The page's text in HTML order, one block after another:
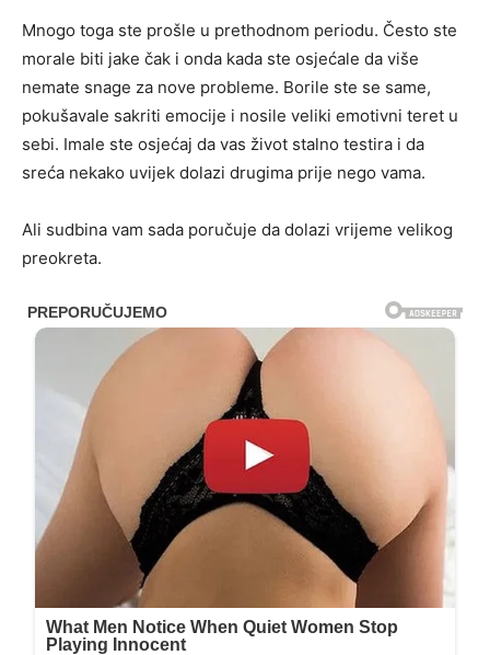
Mnogo toga ste prošle u prethodnom periodu. Često ste
morale biti jake čak i onda kada ste osjećale da više
nemate snage za nove probleme. Borile ste se same,
pokušavale sakriti emocije i nosile veliki emotivni teret u
sebi. Imale ste osjećaj da vas život stalno testira i da
sreća nekako uvijek dolazi drugima prije nego vama.
Ali sudbina vam sada poručuje da dolazi vrijeme velikog
preokreta.